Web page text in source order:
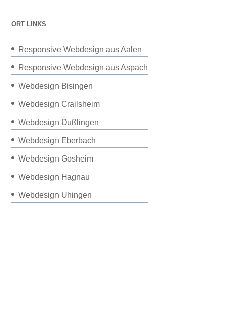
ORT LINKS
Responsive Webdesign aus Aalen
Responsive Webdesign aus Aspach
Webdesign Bisingen
Webdesign Crailsheim
Webdesign Dußlingen
Webdesign Eberbach
Webdesign Gosheim
Webdesign Hagnau
Webdesign Uhingen